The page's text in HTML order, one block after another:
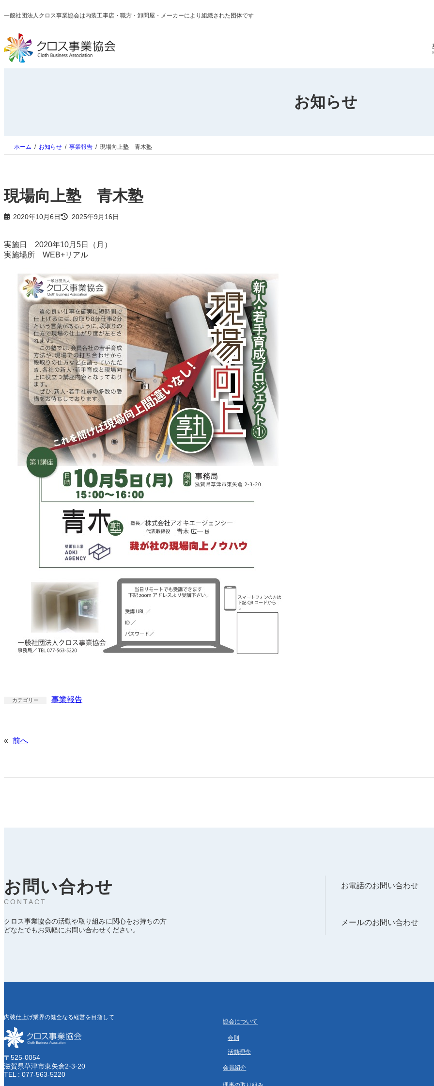
容
ス
キ
ッ
一般社団法人クロス事業協会は内装工事店・職方・卸問屋・メーカーにより組織された団体です
お知らせ
ホーム お知らせ 事業報告 現場向上塾 青木塾
現場向上塾 青木塾
2020年10月6日 2025年9月16日
実施日 2020年10月5日（月）
実施場所 WEB+リアル
カテゴリー 事業報告
« 前へ
お問い合わせ
CONTACT
クロス事業協会の活動や取り組みに関心をお持ちの方
どなたでもお気軽にお問い合わせください。
お電話のお問い合わせ
メールのお問い合わせ
内装仕上げ業界の健全なる経営を目指して
〒525-0054
滋賀県草津市東矢倉2-3-20
TEL : 077-563-5220
協会について
会則
活動理念
会員紹介